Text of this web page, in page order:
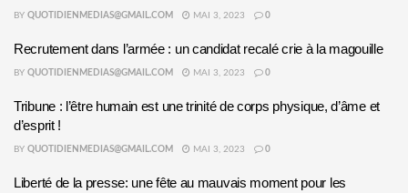
BY QUOTIDIENMEDIAS@GMAIL.COM MAI 3, 2023 0
Recrutement dans l’armée : un candidat recalé crie à la magouille
BY QUOTIDIENMEDIAS@GMAIL.COM MAI 3, 2023 0
Tribune : l’être humain est une trinité de corps physique, d’âme et
d’esprit !
BY QUOTIDIENMEDIAS@GMAIL.COM MAI 3, 2023 0
Liberté de la presse: une fête au mauvais moment pour les